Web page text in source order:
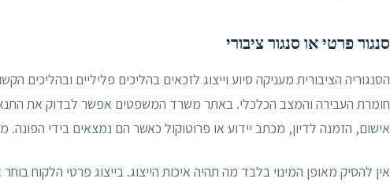
סנגור פרטי או סנגור ציבורי
הסנגוריה הציבורית מעניקה סיוע וייצוג לזכאים בהליכים פליליים ובהליכים
חומרת העבירה והמצב הכלכלי. באתר משרד המשפטים אפשר לבדוק את
אישום, הזמנה לדיון, מכתב יידוע או פרוטוקול כאשר הם נמצאים בידי הפונה.
אין להסיק מאופן המינוי בלבד מה תהיה איכות הייצוג. בייצוג פרטי הלקוח